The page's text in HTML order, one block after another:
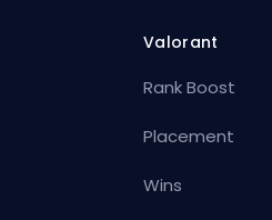
Valorant
Rank Boost
Placement
Wins